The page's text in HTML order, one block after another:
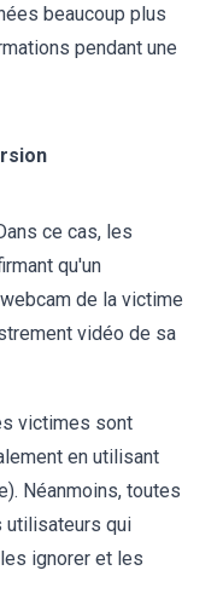
beaucoup plus
pendant une
ce cas, les
qu'un
de la victime
vidéo de sa
victimes sont
en utilisant
Néanmoins, toutes
utilisateurs qui
ignorer et les